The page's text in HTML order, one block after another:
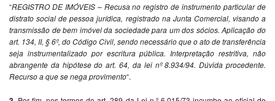
“REGISTRO DE IMÓVEIS – Recusa no registro de instrumento particular de
distrato social de pessoa jurídica, registrado na Junta Comercial, visando a
transmissão de bem imóvel da sociedade para um dos sócios. Aplicação do
art. 134, II, § 6º, do Código Civil, sendo necessário que o ato de transferência
seja instrumentalizado por escritura pública. Interpretação restritiva, não
abrangente da hipótese do art. 64, da lei nº 8.934/94. Dúvida procedente.
Recurso a que se nega provimento“.